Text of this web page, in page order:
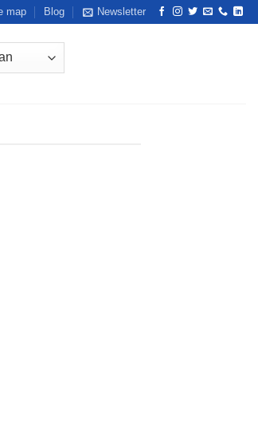
map Blog Newsletter